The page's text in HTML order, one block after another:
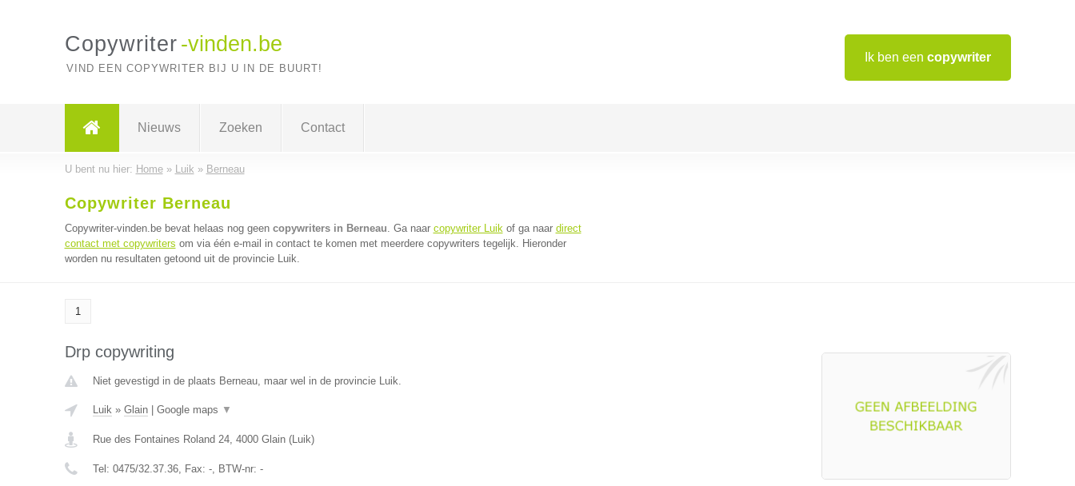
Ik ben een copywriter
Copywriter -vinden.be
VIND EEN COPYWRITER BIJ U IN DE BUURT!
Nieuws Zoeken Contact
U bent nu hier: Home» Luik » Berneau
Copywriter Berneau
Copywriter-vinden.be bevat helaas nog geen copywriters in Berneau. Ga naar copywriter Luikof ga naar direct
contact met copywriters om via één e-mail in contact te komen met meerdere copywriters tegelijk. Hieronder
worden nu resultaten getoond uit de provincie Luik.
1
Drp copywriting
Niet gevestigd in de plaats Berneau, maar wel in de provincie Luik.
Luik» Glain| Google maps ▼
Rue des Fontaines Roland 24, 4000 Glain(Luik)
Tel: 0475/32.37.36, Fax: -, BTW-nr: -